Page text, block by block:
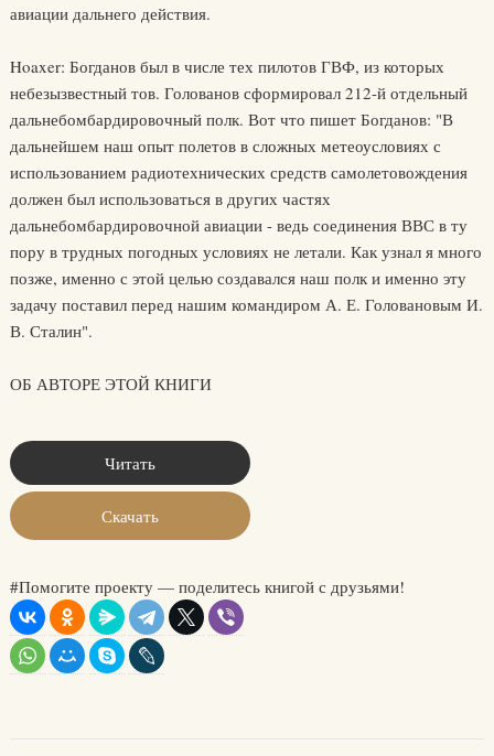
авиации дальнего действия.
Hoaxer: Богданов был в числе тех пилотов ГВФ, из которых
небезызвестный тов. Голованов сформировал 212-й отдельный
дальнебомбардировочный полк. Вот что пишет Богданов: "В
дальнейшем наш опыт полетов в сложных метеоусловиях с
использованием радиотехнических средств самолетовождения
должен был использоваться в других частях
дальнебомбардировочной авиации - ведь соединения ВВС в ту
пору в трудных погодных условиях не летали. Как узнал я много
позже, именно с этой целью создавался наш полк и именно эту
задачу поставил перед нашим командиром А. Е. Головановым И.
В. Сталин".
ОБ АВТОРЕ ЭТОЙ КНИГИ
Читать
Скачать
#Помогите проекту — поделитесь книгой с друзьями!